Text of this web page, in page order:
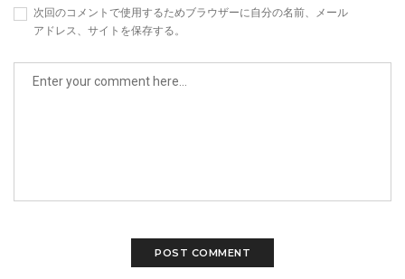
次回のコメントで使用するためブラウザーに自分の名前、メール
アドレス、サイトを保存する。